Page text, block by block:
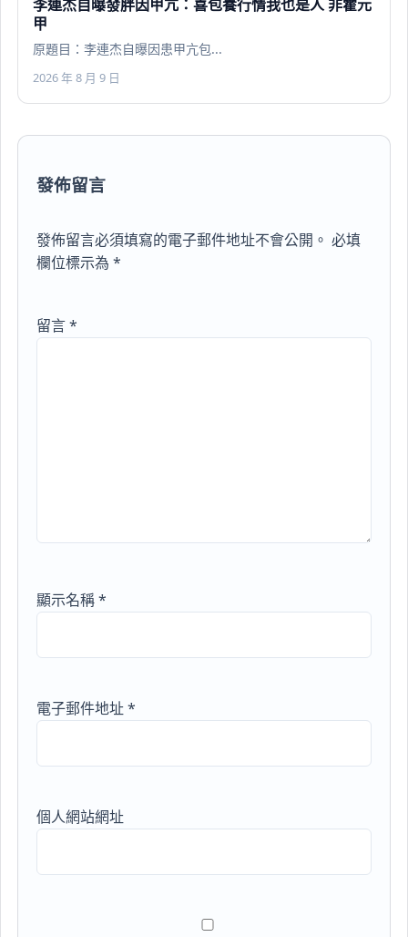
李連杰自曝發胖因甲亢：喜包養行情我也是人 非霍元
甲
原題目：李連杰自曝因患甲亢包...
2026 年 8 月 9 日
發佈留言
發佈留言必須填寫的電子郵件地址不會公開。 必填
欄位標示為*
留言*
顯示名稱*
電子郵件地址*
個人網站網址